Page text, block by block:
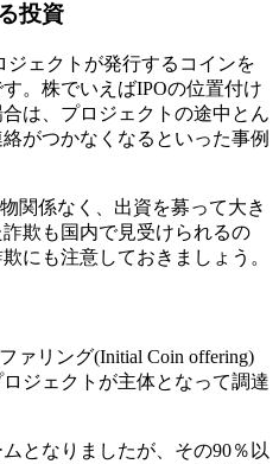
投資
ェクトが発行するコインを
。株でいえばIPOの位置付け
は、プロジェクトの途中とん
がつかなくなるといった事例
関係なく、出資を募って大き
欺も国内で見受けられるの
にも注意しておきましょう。
ァリング(Initial Coin offering)
ジェクトが主体となって調達
となりましたが、その90％以